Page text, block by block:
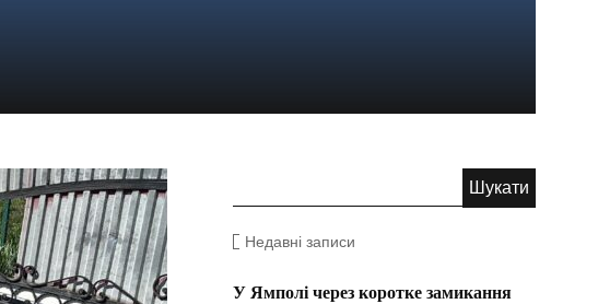
Недавні записи
У Ямполі через коротке замикання